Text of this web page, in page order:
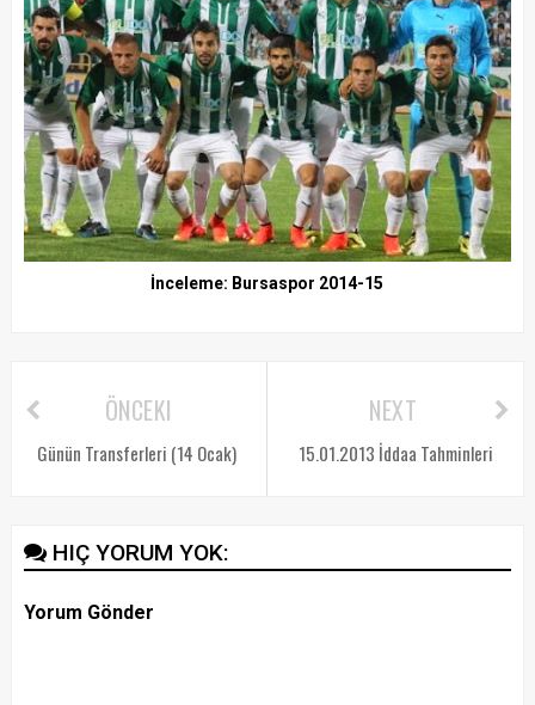
İnceleme: Bursaspor 2014-15
NEXT
15.01.2013 İddaa Tahminleri
ÖNCEKI
Günün Transferleri (14 Ocak)
HIÇ YORUM YOK:
Yorum Gönder